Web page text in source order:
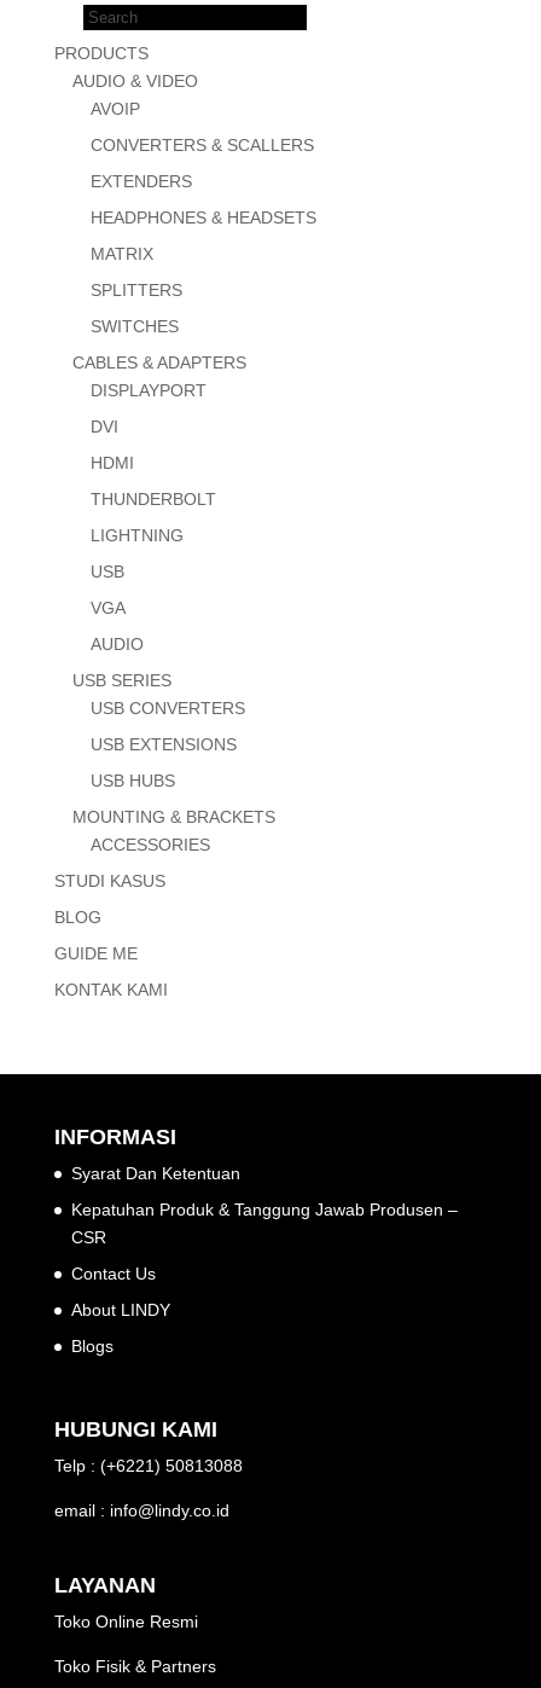
Products
PRODUCTS
AUDIO & VIDEO
AVOIP
CONVERTERS & SCALLERS
EXTENDERS
HEADPHONES & HEADSETS
MATRIX
SPLITTERS
SWITCHES
CABLES & ADAPTERS
DISPLAYPORT
DVI
HDMI
THUNDERBOLT
LIGHTNING
USB
VGA
AUDIO
USB SERIES
USB CONVERTERS
USB EXTENSIONS
USB HUBS
MOUNTING & BRACKETS
ACCESSORIES
STUDI KASUS
BLOG
GUIDE ME
KONTAK KAMI
INFORMASI
Syarat Dan Ketentuan
Kepatuhan Produk & Tanggung Jawab Produsen –
CSR
Contact Us
About LINDY
Blogs
HUBUNGI KAMI
Telp : (+6221) 50813088
email : info@lindy.co.id
LAYANAN
Toko Online Resmi
Toko Fisik & Partners